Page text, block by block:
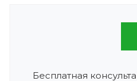
Бесплатная